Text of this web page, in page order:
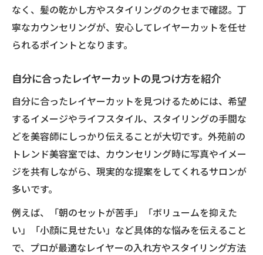
なく、髪の乾かし方やスタイリングのクセまで確認。丁
寧なカウンセリングが、安心してレイヤーカットを任せ
られるポイントとなります。
自分に合ったレイヤーカットの見つけ方を紹介
自分に合ったレイヤーカットを見つけるためには、希望
するイメージやライフスタイル、スタイリングの手間な
どを美容師にしっかり伝えることが大切です。外苑前の
トレンド美容室では、カウンセリング時に写真やイメー
ジを共有しながら、現実的な提案をしてくれるサロンが
多いです。
例えば、「朝のセットが苦手」「ボリュームを抑えた
い」「小顔に見せたい」など具体的な悩みを伝えること
で、プロが最適なレイヤーの入れ方やスタイリング方法